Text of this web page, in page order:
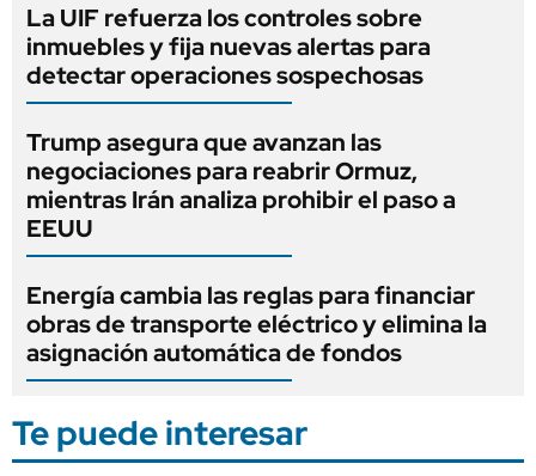
La UIF refuerza los controles sobre
inmuebles y fija nuevas alertas para
detectar operaciones sospechosas
Trump asegura que avanzan las
negociaciones para reabrir Ormuz,
mientras Irán analiza prohibir el paso a
EEUU
Energía cambia las reglas para financiar
obras de transporte eléctrico y elimina la
asignación automática de fondos
Te puede interesar